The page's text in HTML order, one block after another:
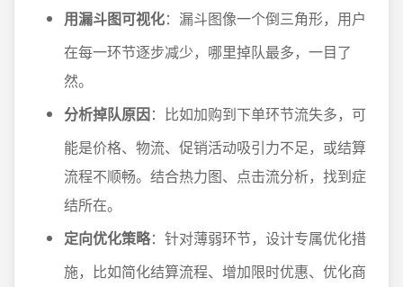
用漏斗图可视化：漏斗图像一个倒三角形，用户
在每一环节逐步减少，哪里掉队最多，一目了
然。
分析掉队原因：比如加购到下单环节流失多，可
能是价格、物流、促销活动吸引力不足，或结算
流程不顺畅。结合热力图、点击流分析，找到症
结所在。
定向优化策略：针对薄弱环节，设计专属优化措
施，比如简化结算流程、增加限时优惠、优化商